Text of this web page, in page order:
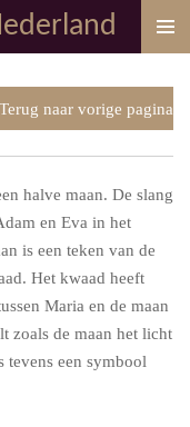
Terug naar vorige pagina
halve maan. De slang
en Eva in het
is een teken van de
Het kwaad heeft
Maria en de maan
zoals de maan het licht
tevens een symbool